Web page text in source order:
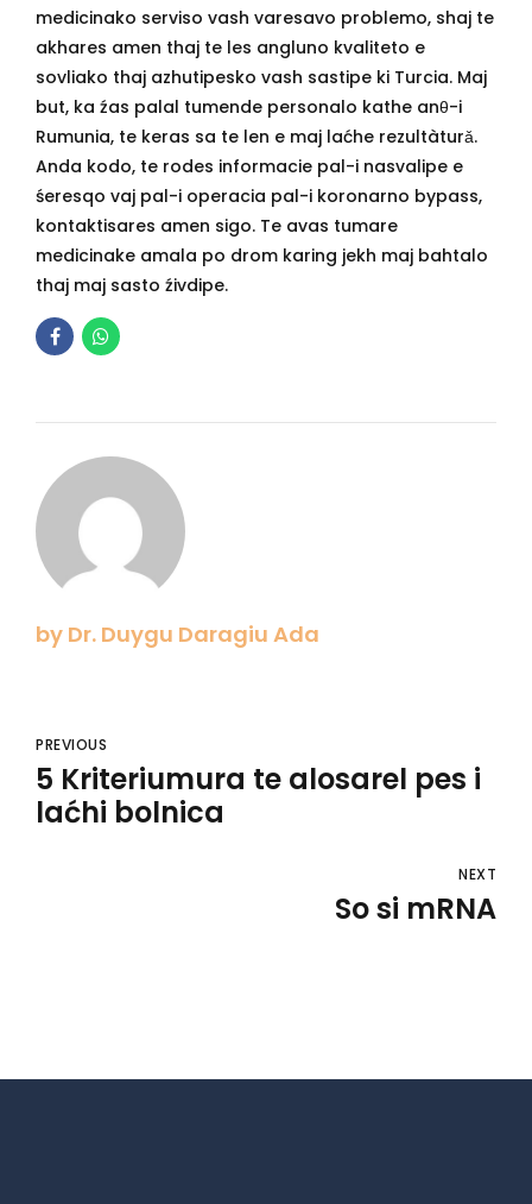
medicinako serviso vash varesavo problemo, shaj te
akhares amen thaj te les angluno kvaliteto e
sovliako thaj azhutipesko vash sastipe ki Turcia. Maj
but, ka źas palal tumende personalo kathe anθ-i
Rumunia, te keras sa te len e maj laćhe rezultàturǎ.
Anda kodo, te rodes informacie pal-i nasvalipe e
śeresqo vaj pal-i operacia pal-i koronarno bypass,
kontaktisares amen sigo. Te avas tumare
medicinake amala po drom karing jekh maj bahtalo
thaj maj sasto źivdipe.
by Dr. Duygu Daragiu Ada
PREVIOUS
5 Kriteriumura te alosarel pes i
laćhi bolnica
NEXT
So si mRNA